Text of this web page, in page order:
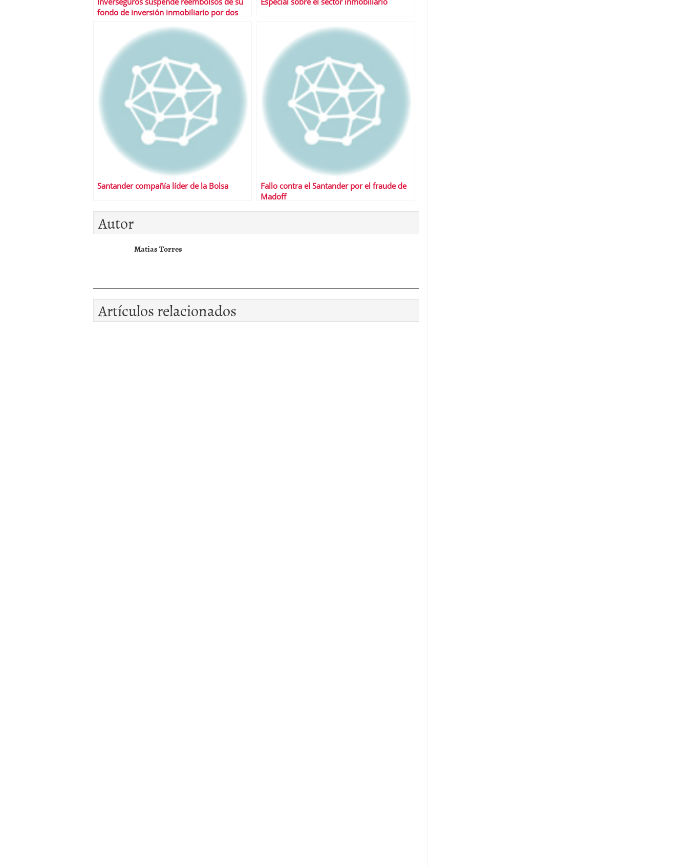
fondo de inversión inmobiliario por dos
Santander compañía líder de la Bolsa
Fallo contra el Santander por el fraude de
Madoff
Autor
Matias Torres
Artículos relacionados